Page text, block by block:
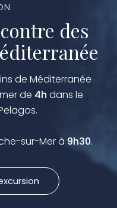
des
de Méditerranée
de 4h dans le
sur-Mer à 9h30.